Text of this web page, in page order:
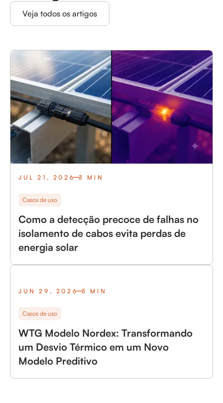
Veja todos os artigos
JUL 21, 2026 3 MIN
Casos de uso
Como a detecção precoce de falhas no
isolamento de cabos evita perdas de
energia solar
JUN 29, 2026 3 MIN
Casos de uso
WTG Modelo Nordex: Transformando
um Desvio Térmico em um Novo
Modelo Preditivo